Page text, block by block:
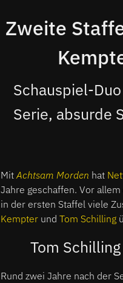
Zweite
Schauspiel-
Serie, absurde
Mit Achtsam Morden hat
Jahre geschaffen. Vor
in der ersten Staffel viele
Kempter und Tom Schilling
Tom
Rund zwei Jahre nach der